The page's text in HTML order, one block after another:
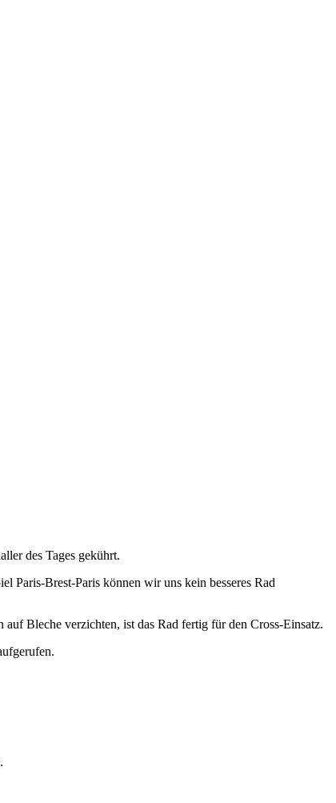
des Tages gekührt.
Paris-Brest-Paris können wir uns kein besseres Rad
Bleche verzichten, ist das Rad fertig für den Cross-Einsatz.